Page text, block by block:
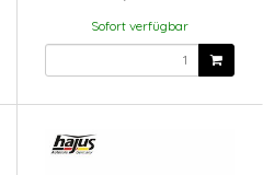
Sofort verfügbar